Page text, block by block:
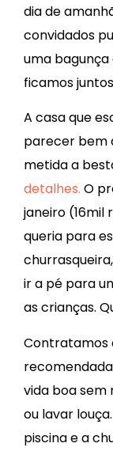
dia de
convidados
uma bagunça
ficamos
A casa que
parecer bem
metida a
detalhes. O
janeiro (16mil
queria para
ir a pé para
as crianças.
Contratamos
vida boa sem
ou lavar
piscina e a